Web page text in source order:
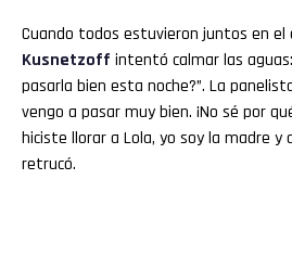
Cuando todos estuvieron juntos en el
Kusnetzoff intentó calmar las
pasarla bien esta noche?”. La
vengo a pasar muy bien. ¡No sé por
hiciste llorar a Lola, yo soy la madre y
retrucó.